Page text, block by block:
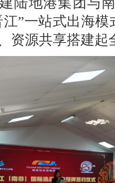
江”一站式出海
资源共享搭建起